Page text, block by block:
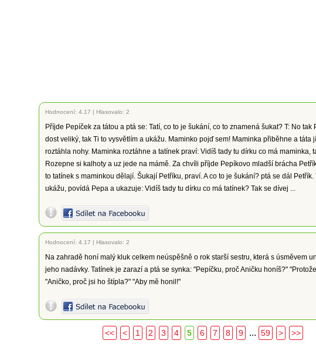
Hodnocení: 4.17 | Hlasovalo: 2
Příjde Pepíček za tátou a ptá se: Tatí, co to je šukání, co to znamená šukat? T: No tak
dost veliký, tak Ti to vysvětlím a ukážu. Maminko pojď sem! Maminka přiběhne a táta
roztáhla nohy. Maminka roztáhne a tatínek praví: Vidíš tady tu dírku co má maminka,
Rozepne si kalhoty a uz jede na mámě. Za chvíli příjde Pepíkovo mladší brácha
to tatínek s maminkou dělají. Šukají Petříku, praví. A co to je šukání? ptá se dál Petřík.
ukážu, povídá Pepa a ukazuje: Vidíš tady tu dírku co má tatínek? Tak se dívej ...
Hodnocení: 4.17 | Hlasovalo: 2
Na zahradě honí malý kluk celkem neúspěšně o rok starší sestru, která s úsměvem
jeho nadávky. Tatínek je zarazí a ptá se synka: "Pepíčku, proč Aničku honíš?"
"Aničko, proč jsi ho štípla?" "Aby mě honil!"
<< < 1 2 3 4 5 6 7 8 9 ... 59 > >>